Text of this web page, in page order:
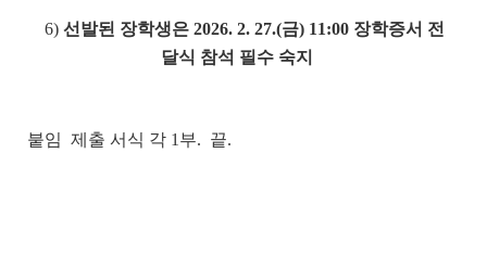
6) 선발된 장학생은 2026. 2. 27.(금) 11:00 장학증서 전
달식 참석 필수 숙지
붙임 제출 서식 각 1부. 끝.